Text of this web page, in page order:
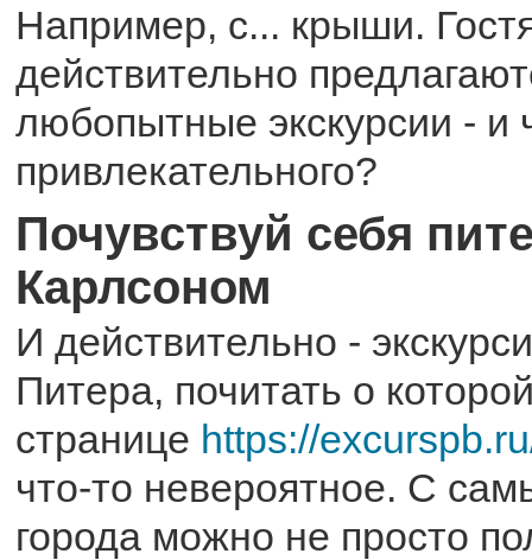
Например, с... крыши.
действительно
любопытные экскурсии - и
привлекательного?
Почувствуй себя
Карлсоном
И действительно -
Питера, почитать о
странице https://
что-то невероятное. С
города можно не просто